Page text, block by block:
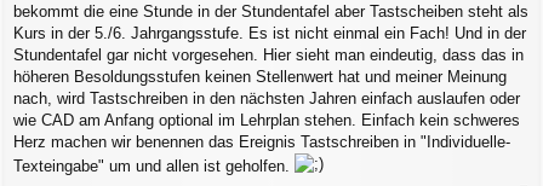
bekommt die eine Stunde in der Stundentafel aber Tastscheiben steht als
Kurs in der 5./6. Jahrgangsstufe. Es ist nicht einmal ein Fach! Und in der
Stundentafel gar nicht vorgesehen. Hier sieht man eindeutig, dass das in
höheren Besoldungsstufen keinen Stellenwert hat und meiner Meinung
nach, wird Tastschreiben in den nächsten Jahren einfach auslaufen oder
wie CAD am Anfang optional im Lehrplan stehen. Einfach kein schweres
Herz machen wir benennen das Ereignis Tastschreiben in "Individuelle-
Texteingabe" um und allen ist geholfen.